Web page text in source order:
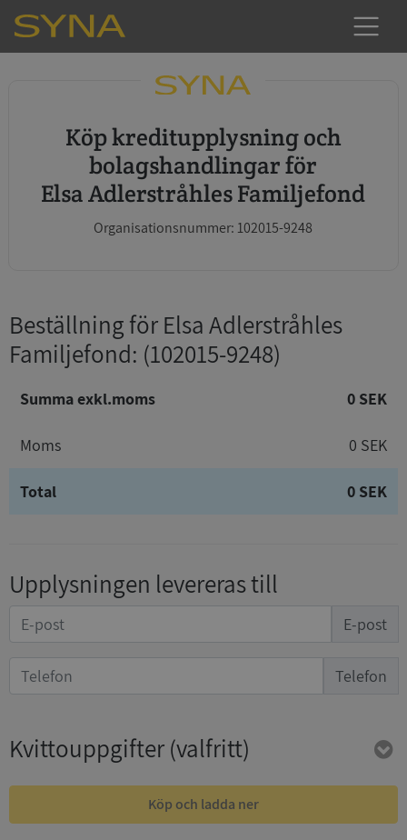
Köp kreditupplysning och
bolagshandlingar för
Elsa Adlerstråhles Familjefond
Organisationsnummer: 102015-9248
Beställning för Elsa Adlerstråhles
Familjefond: (102015-9248)
Summa exkl.moms 0 SEK
Moms 0 SEK
Total 0 SEK
Upplysningen levereras till
E-post
Telefon
Kvittouppgifter(valfritt)
Köp och ladda ner